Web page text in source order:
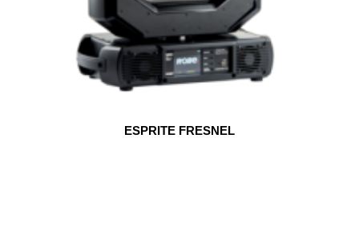
ESPRITE FRESNEL